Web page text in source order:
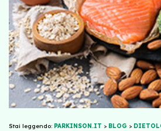
Stai leggendo: PARKINSON.IT > BLOG >